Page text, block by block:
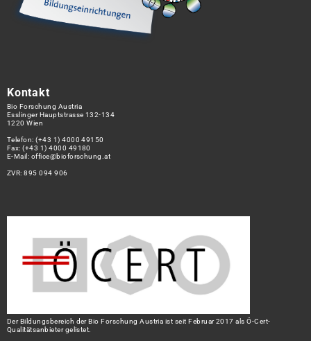
Kontakt
Bio Forschung Austria
Esslinger Hauptstrasse 132-134
1220 Wien
Telefon:(+43 1) 4000 49150
Fax: (+43 1) 4000 49180
E-Mail: office@bioforschung.at
ZVR: 895 094 906
Der Bildungsbereich der Bio Forschung Austria ist seit Februar 2017 als Ö-Cert-
Qualitätsanbieter gelistet.